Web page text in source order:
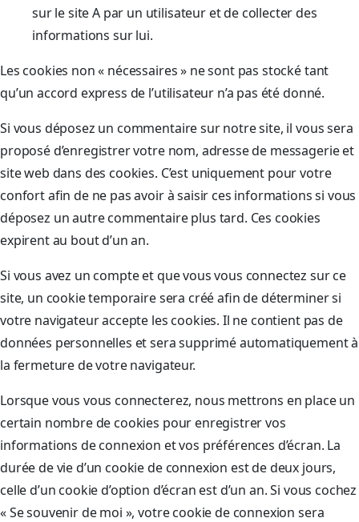
sur le site A par un utilisateur et de collecter des
informations sur lui.
Les cookies non « nécessaires » ne sont pas stocké tant
qu’un accord express de l’utilisateur n’a pas été donné.
Si vous déposez un commentaire sur notre site, il vous sera
proposé d’enregistrer votre nom, adresse de messagerie et
site web dans des cookies. C’est uniquement pour votre
confort afin de ne pas avoir à saisir ces informations si vous
déposez un autre commentaire plus tard. Ces cookies
expirent au bout d’un an.
Si vous avez un compte et que vous vous connectez sur ce
site, un cookie temporaire sera créé afin de déterminer si
votre navigateur accepte les cookies. Il ne contient pas de
données personnelles et sera supprimé automatiquement à
la fermeture de votre navigateur.
Lorsque vous vous connecterez, nous mettrons en place un
certain nombre de cookies pour enregistrer vos
informations de connexion et vos préférences d’écran. La
durée de vie d’un cookie de connexion est de deux jours,
celle d’un cookie d’option d’écran est d’un an. Si vous cochez
« Se souvenir de moi », votre cookie de connexion sera